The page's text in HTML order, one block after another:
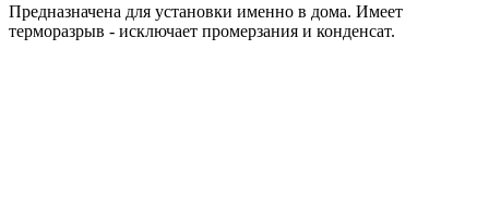
Предназначена для установки именно в дома. Имеет
терморазрыв - исключает промерзания и конденсат.